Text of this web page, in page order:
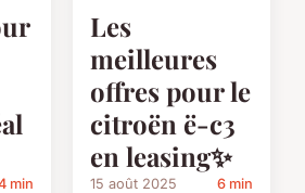
min
Les
meilleures
offres pour le
citroën ë-c3
en leasing✨
15 août 2025 6 min